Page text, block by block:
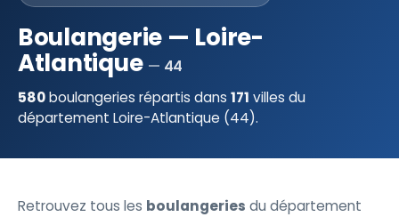
Boulangerie — Loire-
Atlantique
44
580boulangeries répartis dans 171 villes du
département Loire-Atlantique (44).
Retrouvez tous les boulangeries du département